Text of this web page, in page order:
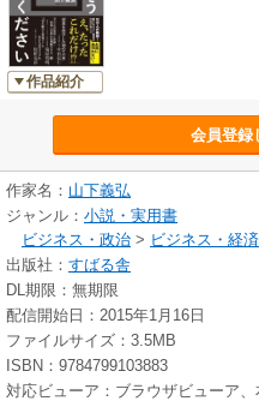
作品紹介
会員登録
作家名： 山下義弘
ジャンル： 小説・実用書
ビジネス・政治 > ビジネス・経済
出版社： すばる舎
DL期限：無期限
配信開始日：2015年1月16日
ファイルサイズ：3.5MB
ISBN：9784799103883
対応ビューア：ブラウザビューア、